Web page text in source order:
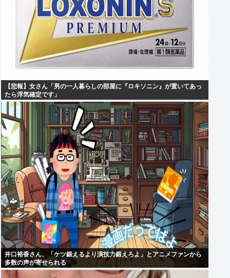
【悲報】女さん「男の一人暮らしの部屋に『ロキソニン』が置いてあっ
たら浮気確定です」
井口裕香さん、「ケツ鍛えるより演技力鍛えろよ」とアニメファンから
多数の声が寄せられる